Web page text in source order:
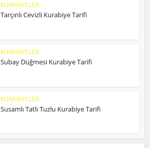
KURABİYELER
Tarçınlı Cevizli Kurabiye Tarifi
KURABİYELER
Subay Düğmesi Kurabiye Tarifi
KURABİYELER
Susamlı Tatlı Tuzlu Kurabiye Tarifi